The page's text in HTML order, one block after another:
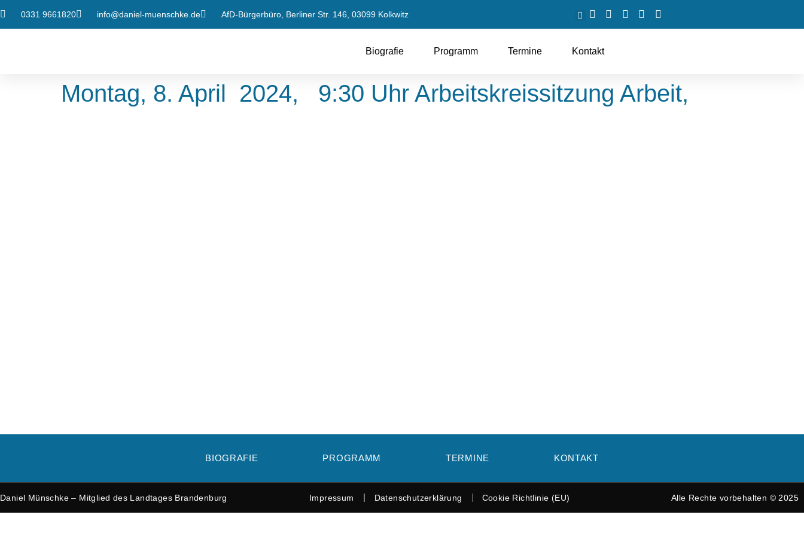
0331 9661820 info@daniel-muenschke.de AfD-Bürgerbüro, Berliner Str. 146, 03099 Kolkwitz
Biografie Programm Termine Kontakt
Montag, 8. April 2024, 9:30 Uhr Arbeitskreissitzung Arbeit,
BIOGRAFIE PROGRAMM TERMINE KONTAKT
Daniel Münschke – Mitglied des Landtages Brandenburg Impressum Datenschutzerklärung Cookie Richtlinie (EU) Alle Rechte vorbehalten © 2025